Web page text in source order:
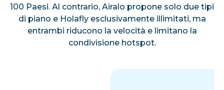
100 Paesi. Al contrario, Airalo propone solo due tipi
di piano e Holafly esclusivamente illimitati, ma
entrambi riducono la velocità e limitano la
condivisione hotspot.